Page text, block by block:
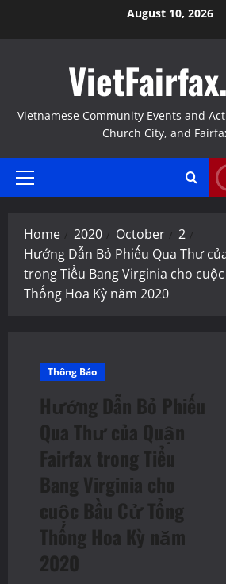
August 10, 2026
Vietnamese Community Events and
Church City, and
Primary
Home 2020 October
2
Hướng Dẫn Bỏ Phiếu Qua Thư
trong Tiểu Bang Virginia cho
Thống Hoa Kỳ năm 2020
Thông Báo
Hướng Dẫn Bỏ Phiếu
Qua Thư của Quận
Fairfax trong Tiểu
Bang Virginia cho
cuộc Bầu Cử Tổng
Thống Hoa Kỳ năm
2020